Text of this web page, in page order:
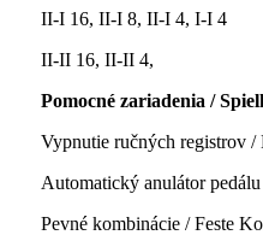
II-I 16, II-I 8, II-I 4, I-I 4
II-II 16, II-II 4,
Pomocné zariadenia /
Vypnutie ručných registrov /
Automatický anulátor
Pevné kombinácie / Feste